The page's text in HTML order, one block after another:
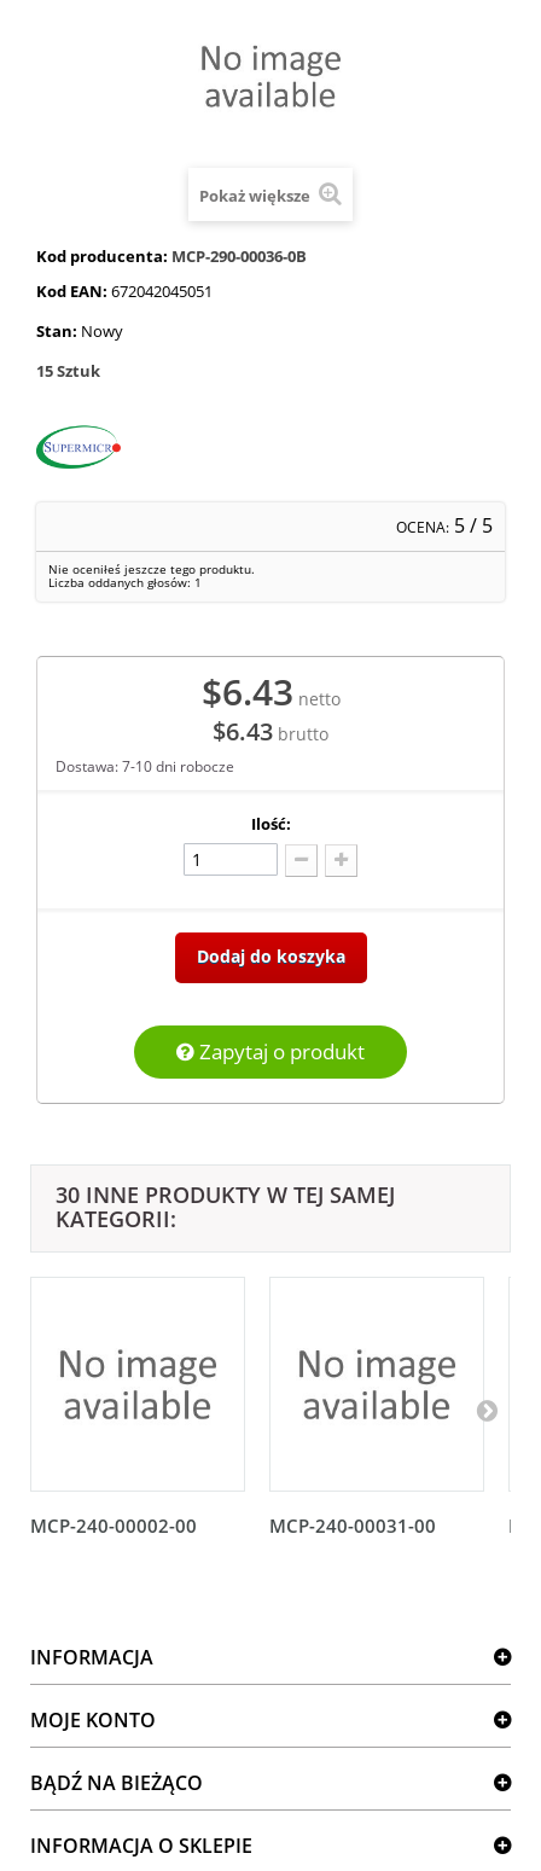
Pokaż większe
Kod producenta: MCP-290-00036-0B
Kod EAN: 672042045051
Stan: Nowy
15Sztuk
OCENA: 5/ 5
Nie oceniłeś jeszcze tego produktu.
Liczba oddanych głosów: 1
$6.43 netto
$6.43 brutto
Dostawa: 7-10 dni robocze
Ilość:
Dodaj do koszyka
Zapytaj o produkt
30 INNE PRODUKTY W TEJ SAMEJ
KATEGORII:
MCP-240-00002-00 MCP-240-00031-00
INFORMACJA
MOJE KONTO
BĄDŹ NA BIEŻĄCO
INFORMACJA O SKLEPIE